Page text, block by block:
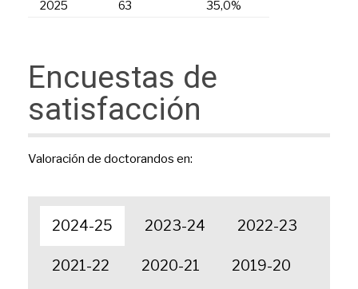
2025
63 35,0%
Encuestas de
satisfacción
Valoración de doctorandos en:
2024-25 2023-24 2022-23
2021-22 2020-21 2019-20